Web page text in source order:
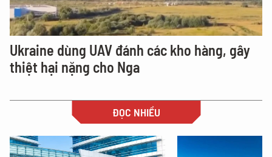
Ukraine dùng UAV đánh các kho hàng, gây
thiệt hại nặng cho Nga
ĐỌC NHIỀU